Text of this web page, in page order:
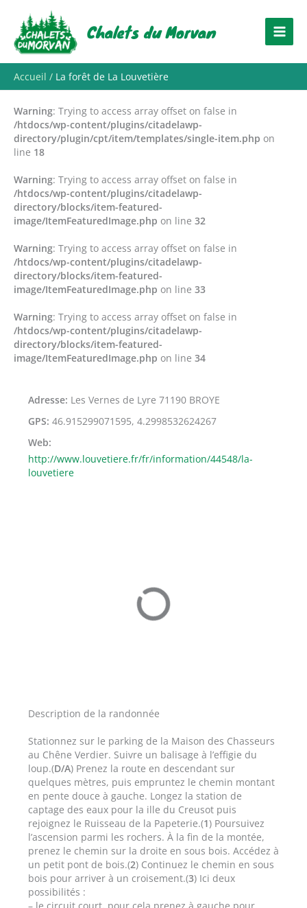
contenu
Chalets du Morvan
Accueil La forêt de La Louvetière
Warning: Trying to access array offset on false in
/htdocs/wp-content/plugins/citadelawp-
directory/plugin/cpt/item/templates/single-item.php on
line 18
Warning: Trying to access array offset on false in
/htdocs/wp-content/plugins/citadelawp-
directory/blocks/item-featured-
image/ItemFeaturedImage.php on line 32
Warning: Trying to access array offset on false in
/htdocs/wp-content/plugins/citadelawp-
directory/blocks/item-featured-
image/ItemFeaturedImage.php on line 33
Warning: Trying to access array offset on false in
/htdocs/wp-content/plugins/citadelawp-
directory/blocks/item-featured-
image/ItemFeaturedImage.php on line 34
Adresse Les Vernes de Lyre 71190 BROYE
GPS 46.915299071595, 4.2998532624267
Web
http://www.louvetiere.fr/fr/information/44548/la-
louvetiere
Description de la randonnée
Stationnez sur le parking de la Maison des Chasseurs
au Chêne Verdier. Suivre un balisage à l’effigie du
loup.(D/A) Prenez la route en descendant sur
quelques mètres, puis empruntez le chemin montant
en pente douce à gauche. Longez la station de
captage des eaux pour la ille du Creusot puis
rejoignez le Ruisseau de la Papeterie.(1) Poursuivez
l’ascension parmi les rochers. À la fin de la montée,
prenez le chemin sur la droite en sous bois. Accédez à
un petit pont de bois.(2) Continuez le chemin en sous
bois pour arriver à un croisement.(3) Ici deux
possibilités :